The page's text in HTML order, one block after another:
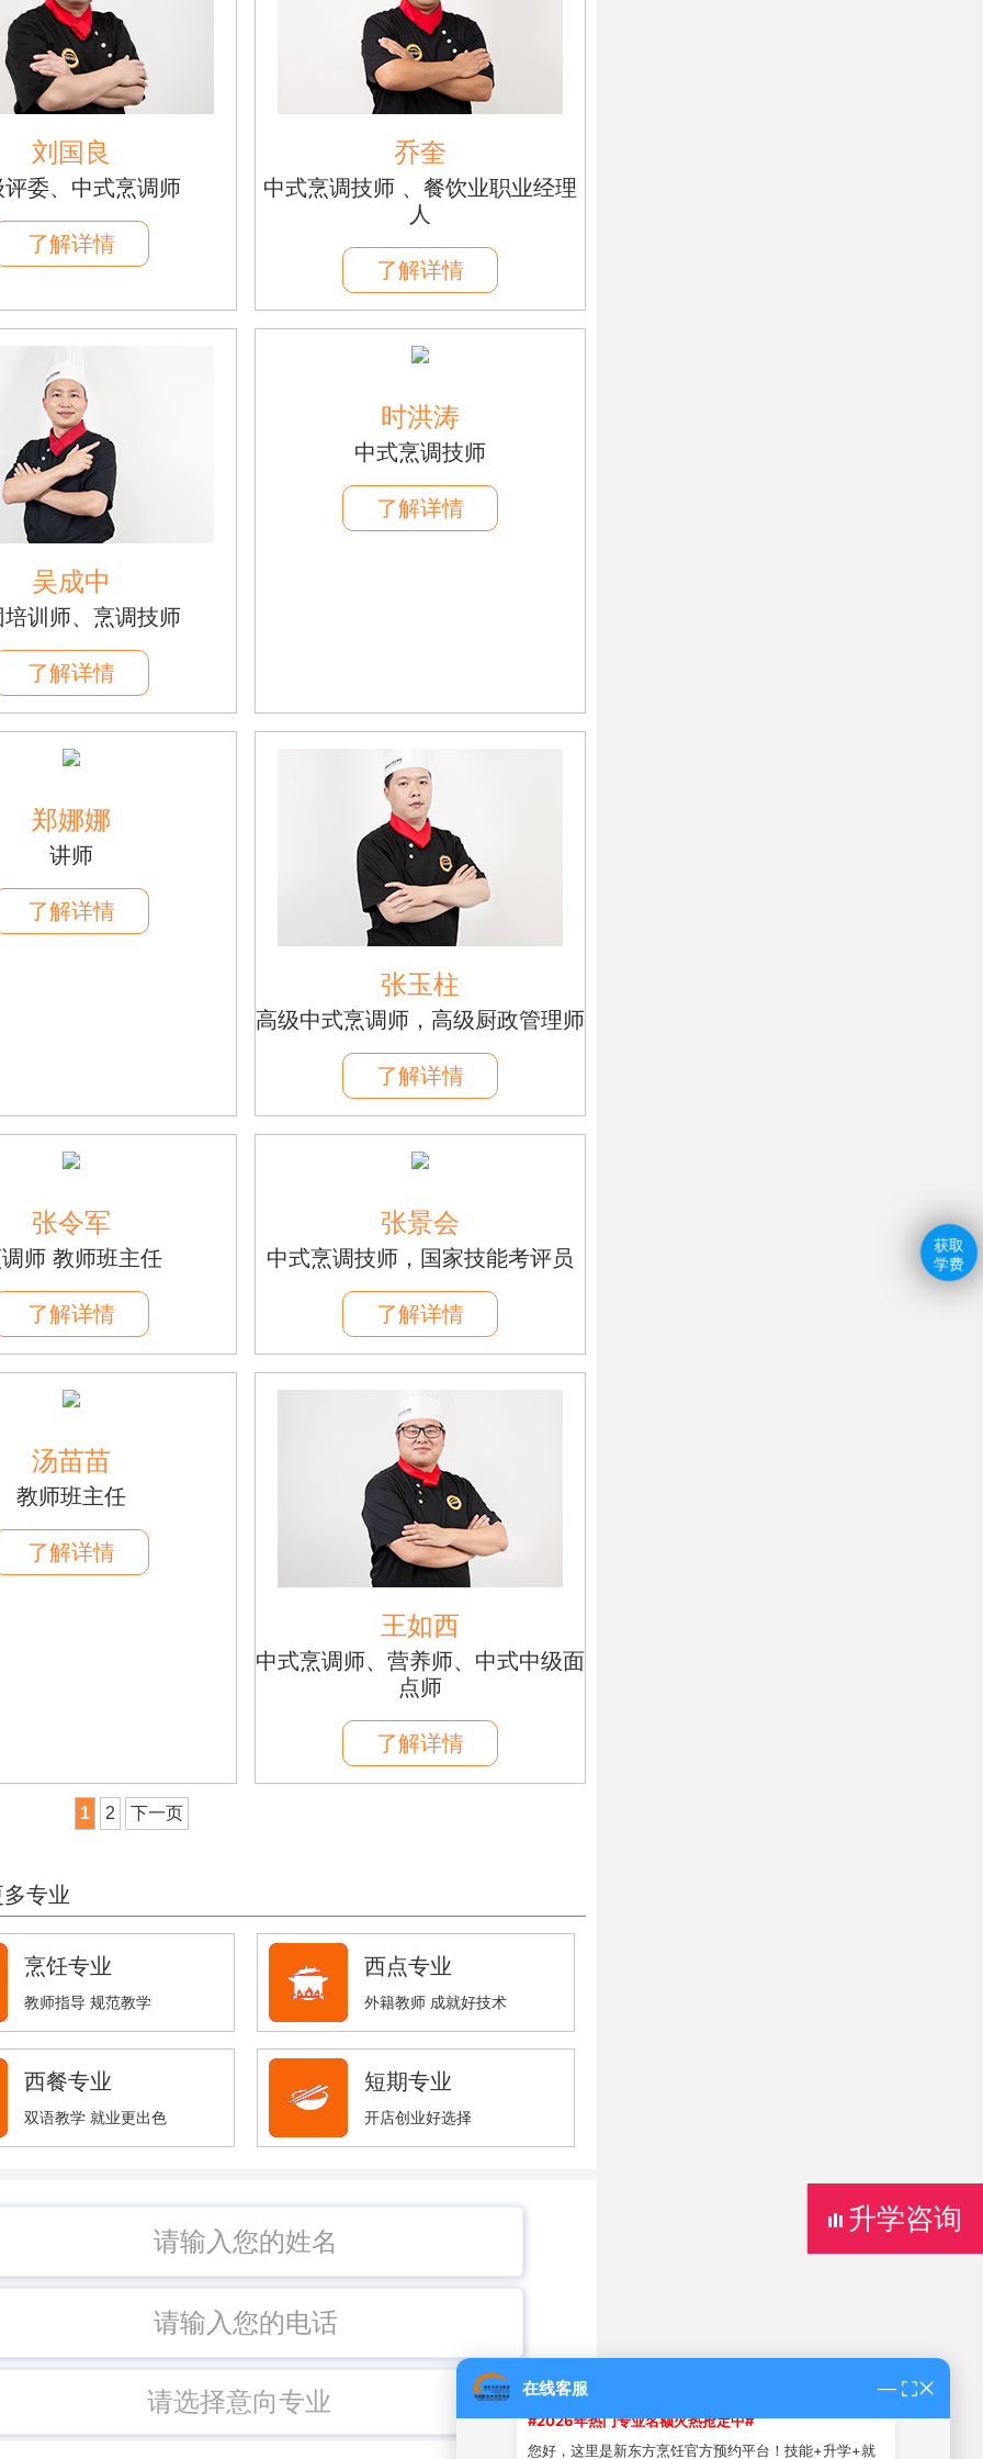
刘国良
评委、中式烹调师
了解详情
乔奎
中式烹调技师 、餐饮业职业经理
人
了解详情
吴成中
培训师、烹调技师
了解详情
时洪涛
中式烹调技师
了解详情
郑娜娜
讲师
了解详情
张玉柱
高级中式烹调师，高级厨政管理师
了解详情
张令军
师 教师班主任
了解详情
张景会
中式烹调技师，国家技能考评员
了解详情
汤苗苗
教师班主任
了解详情
王如西
中式烹调师、营养师、中式中级面
点师
了解详情
1 2 下一页
专业
烹饪专业
教师指导 规范教学
西点专业
外籍教师 成就好技术
西餐专业
双语教学 就业更出色
短期专业
开店创业好选择
升学咨询
获取
学费
在线客服
郑州新东方烹饪学校 12:26
#2026年热门专业名额火热抢定中#
您好，这里是新东方烹饪官方预约平台！技能+升学+就